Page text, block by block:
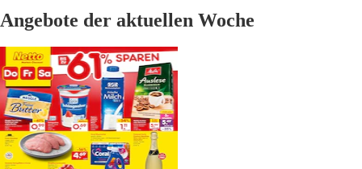
Angebote der aktuellen Woche